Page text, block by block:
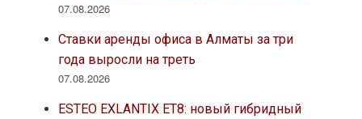
07.08.2026
Ставки аренды офиса в Алматы за три
года выросли на треть
07.08.2026
ESTEO EXLANTIX ET8: новый гибридный